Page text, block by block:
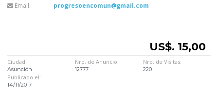
Email:
progresoencomun@gmail.com
US$. 15,00
Ciudad:
Asunción
Nro. de Anuncio:
12777
Nro. de Visitas:
220
Publicado el:
14/11/2017